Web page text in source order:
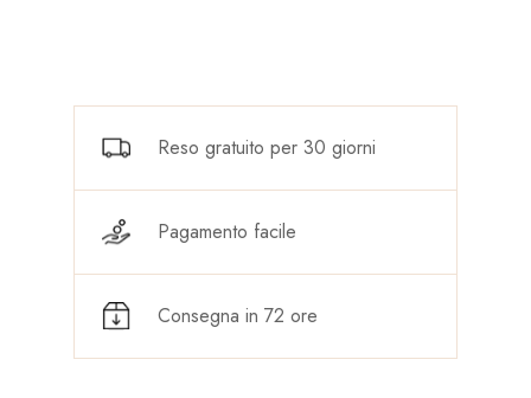
Reso gratuito per 30 giorni
Pagamento facile
Consegna in 72 ore